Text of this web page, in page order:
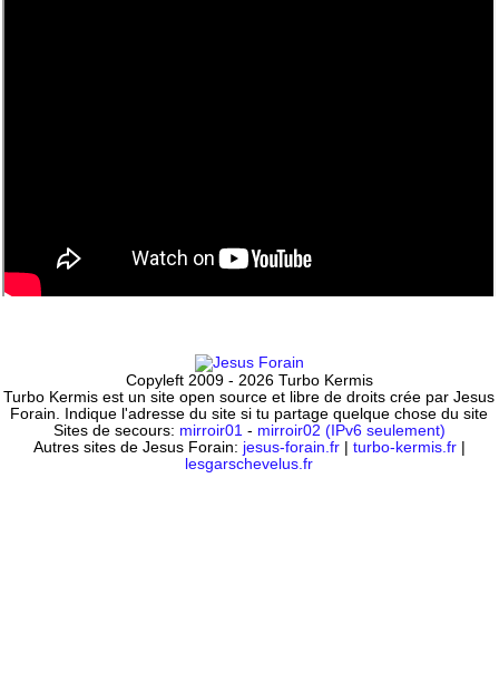
Copyleft 2009 - 2026 Turbo Kermis
Turbo Kermis est un site open source et libre de droits crée par Jesus
Forain. Indique l'adresse du site si tu partage quelque chose du site
Sites de secours: mirroir01 - mirroir02 (IPv6 seulement)
Autres sites de Jesus Forain: jesus-forain.fr| turbo-kermis.fr|
lesgarschevelus.fr